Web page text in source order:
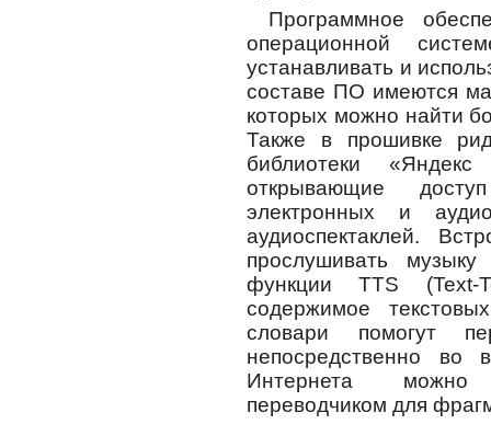
Программное
операционной
устанавливать и
составе ПО имеются
которых можно найти
Также в прошивке
библиотеки
открывающие
электронных и
аудиоспектаклей.
прослушивать
функции TTS (Text-
содержимое
словари помогут
непосредственно
Интернета можно
переводчиком для